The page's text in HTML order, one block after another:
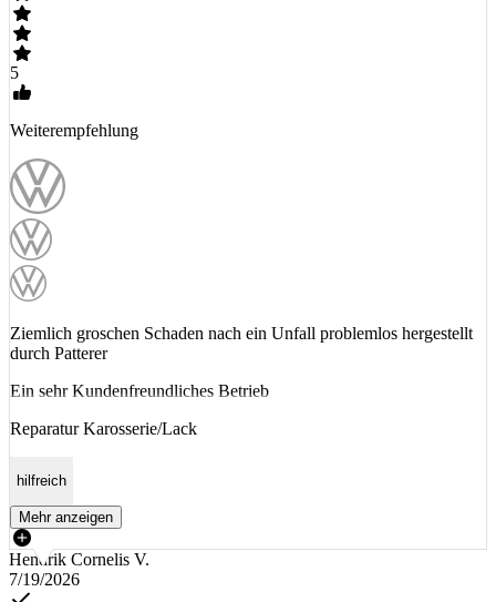
5
Weiterempfehlung
Ziemlich groschen Schaden nach ein Unfall problemlos hergestellt
durch Patterer
Ein sehr Kundenfreundliches Betrieb
Reparatur Karosserie/Lack
hilfreich
Mehr anzeigen
Hendrik Cornelis V.
7/19/2026